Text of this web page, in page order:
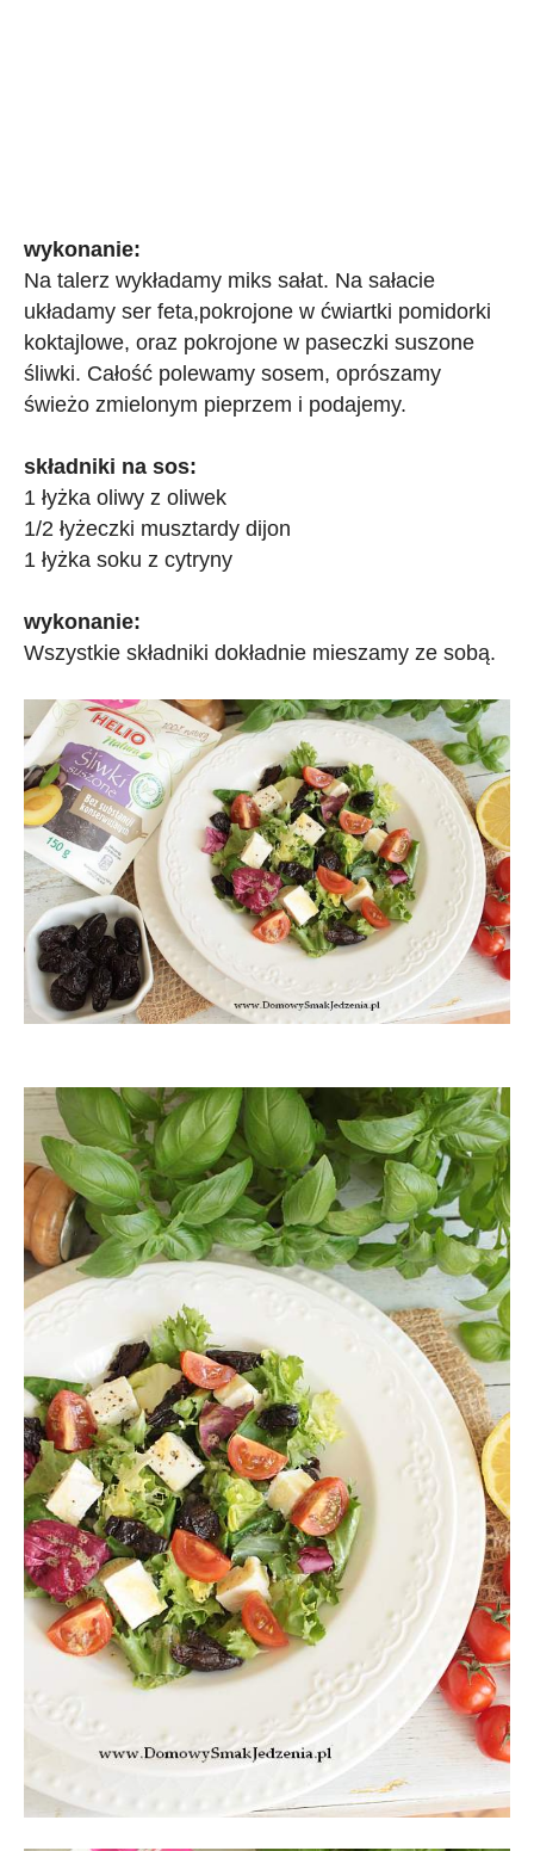
wykonanie:
Na talerz wykładamy miks sałat. Na sałacie
układamy ser feta,pokrojone w ćwiartki pomidorki
koktajlowe, oraz pokrojone w paseczki suszone
śliwki. Całość polewamy sosem, oprószamy
świeżo zmielonym pieprzem i podajemy.
składniki na sos:
1 łyżka oliwy z oliwek
1/2 łyżeczki musztardy dijon
1 łyżka soku z cytryny
wykonanie:
Wszystkie składniki dokładnie mieszamy ze sobą.